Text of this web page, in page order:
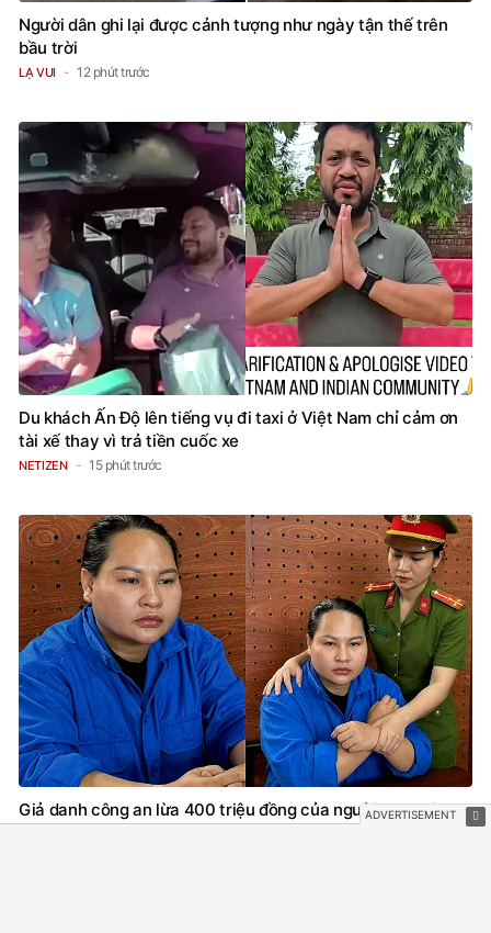
Người dân ghi lại được cảnh tượng như ngày tận thế trên
bầu trời
LẠ VUI 12 phút trước
Du khách Ấn Độ lên tiếng vụ đi taxi ở Việt Nam chỉ cảm ơn
tài xế thay vì trả tiền cuốc xe
NETIZEN 15 phút trước
Giả danh công an lừa 400 triệu đồng của người đang bị